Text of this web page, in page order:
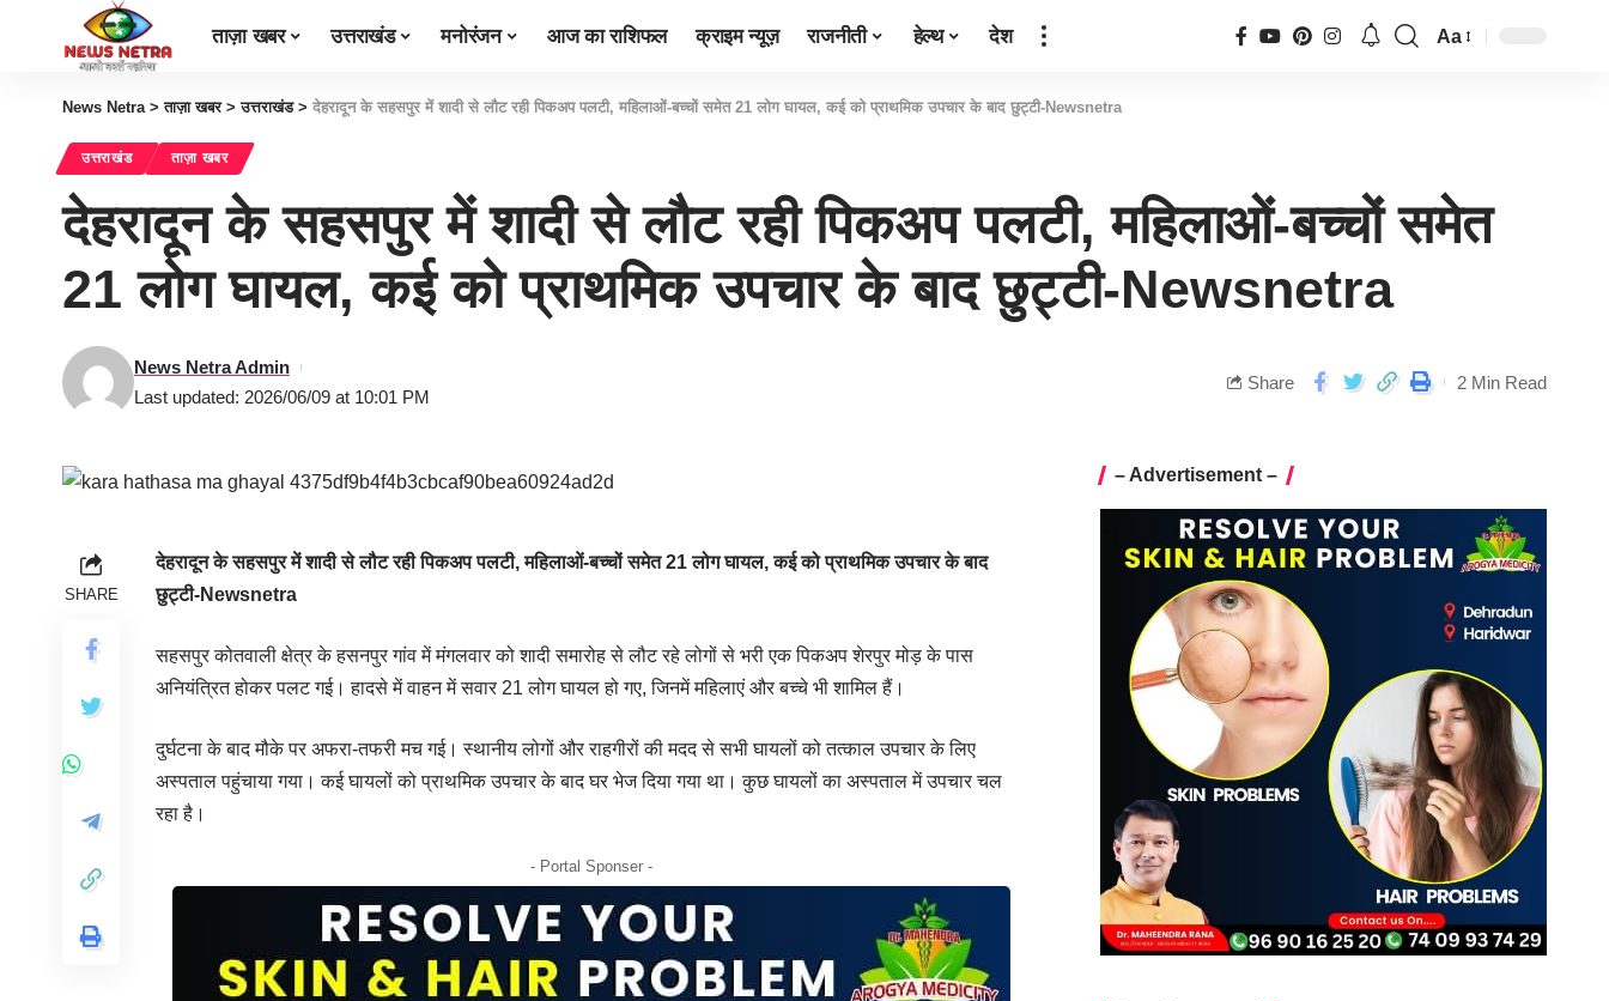
ताज़ा खबर उत्तराखंड मनोरंजन आज का राशिफल क्राइम न्यूज़ राजनीती हेल्थ देश Aa
News Netra>ताज़ा खबर>उत्तराखंड> देहरादून के सहसपुर में शादी से लौट रही पिकअप पलटी, महिलाओं-बच्चों समेत 21 लोग घायल, कई को प्राथमिक उपचार के बाद छुट्टी-Newsnetra
उत्तराखंड ताज़ा खबर
देहरादून के सहसपुर में शादी से लौट रही पिकअप पलटी, महिलाओं-बच्चों समेत
21 लोग घायल, कई को प्राथमिक उपचार के बाद छुट्टी-Newsnetra
Last updated: 2026/06/09 at 10:01 PM
News Netra Admin
Share 2 Min Read
SHARE
देहरादून के सहसपुर में शादी से लौट रही पिकअप पलटी, महिलाओं-बच्चों समेत 21 लोग घायल, कई को प्राथमिक उपचार के बाद
छुट्टी-Newsnetra
सहसपुर कोतवाली क्षेत्र के हसनपुर गांव में मंगलवार को शादी समारोह से लौट रहे लोगों से भरी एक पिकअप शेरपुर मोड़ के पास
अनियंत्रित होकर पलट गई। हादसे में वाहन में सवार 21 लोग घायल हो गए, जिनमें महिलाएं और बच्चे भी शामिल हैं।
दुर्घटना के बाद मौके पर अफरा-तफरी मच गई। स्थानीय लोगों और राहगीरों की मदद से सभी घायलों को तत्काल उपचार के लिए
अस्पताल पहुंचाया गया। कई घायलों को प्राथमिक उपचार के बाद घर भेज दिया गया था। कुछ घायलों का अस्पताल में उपचार चल
रहा है।
- Portal Sponser -
– Advertisement –